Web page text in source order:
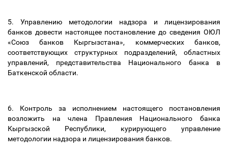
5. Управлению методологии надзора и лицензирования
банков довести настоящее постановление до сведения ОЮЛ
«Союз банков Кыргызстана», коммерческих банков,
соответствующих структурных подразделений, областных
управлений, представительства Национального банка в
Баткенской области.
6. Контроль за исполнением настоящего постановления
возложить начлена Правления Национального банка
Кыргызской Республики, курирующего управление
методологии надзора и лицензирования банков.